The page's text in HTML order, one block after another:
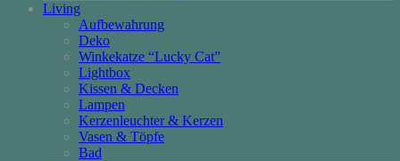
Living
Aufbewahrung
Deko
Winkekatze “Lucky Cat”
Lightbox
Kissen & Decken
Lampen
Kerzenleuchter & Kerzen
Vasen & Töpfe
Bad